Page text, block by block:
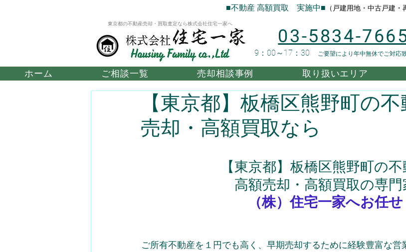
■不動産 高額買取 実施中■ （戸建用地・中古戸建・
東京都の不動産売却・買取査定なら株式会社住宅一家へ
9：00～17：30 ご要望により年中無休でご対応
03-5834-
ホーム ご相談一覧 売却相談事例 取り扱いエリア
【東京都】板橋区熊野町の
売却・高額買取なら
【東京都】板橋区熊野町の
高額売却・高額買取の専門
（株）住宅一家へお任せ
ご所有不動産を１円でも高く、早期売却するために経験豊富な